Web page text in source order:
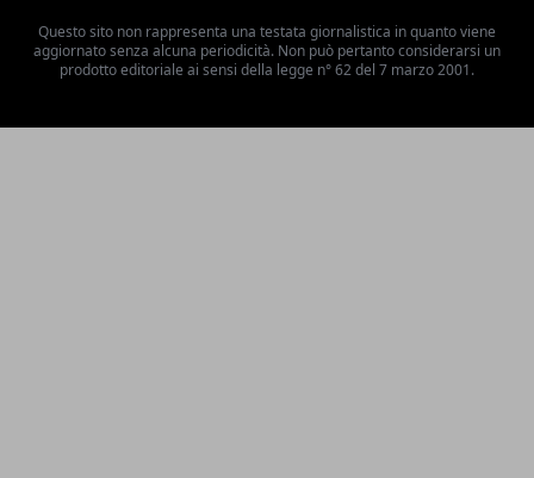
Questo sito non rappresenta una testata giornalistica in quanto viene
aggiornato senza alcuna periodicità. Non può pertanto considerarsi un
prodotto editoriale ai sensi della legge n° 62 del 7 marzo 2001.